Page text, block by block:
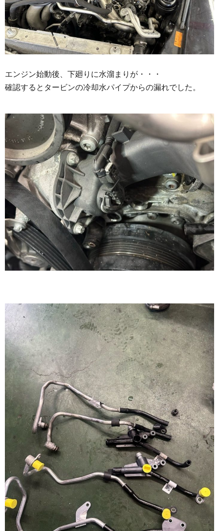
エンジン始動後、下廻りに水溜まりが・・・
確認するとタービンの冷却水パイプからの漏れでした。